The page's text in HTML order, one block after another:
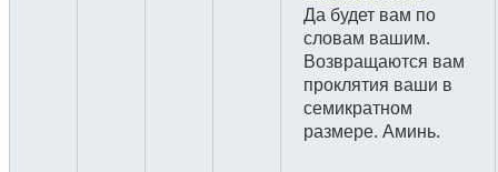
Да будет вам по
словам вашим.
Возвращаются вам
проклятия ваши в
семикратном
размере. Аминь.